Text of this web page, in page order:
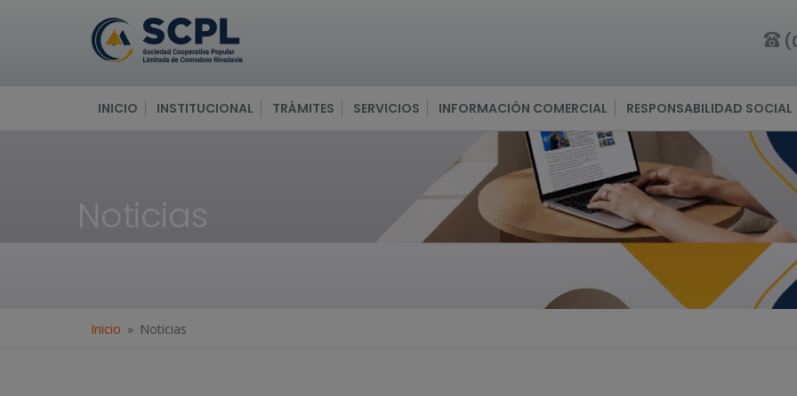
INICIO INSTITUCIONAL TRÁMITES SERVICIOS INFORMACIÓN COMERCIAL RESPONSABILIDAD SOCIAL
Noticias
Inicio Noticias